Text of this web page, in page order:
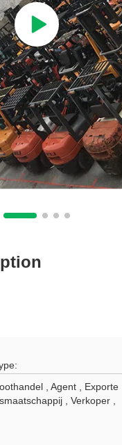
, Agent , Exporte
, Verkoper ,